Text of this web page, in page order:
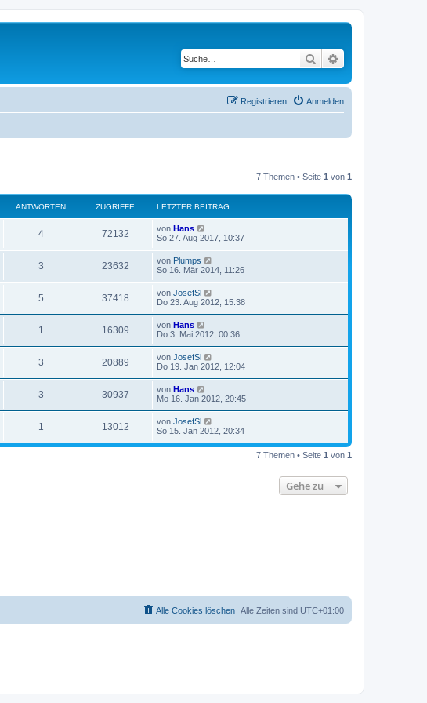
Suche
Anmelden
Registrieren
7 Themen • Seite 1 von 1
ANTWORTEN ZUGRIFFE LETZTER BEITRAG
4 72132 von Hans
So 27. Aug 2017, 10:37
3 23632 von Plumps
So 16. Mär 2014, 11:26
5 37418 von JosefSl
Do 23. Aug 2012, 15:38
1 16309 von Hans
Do 3. Mai 2012, 00:36
3 20889 von JosefSl
Do 19. Jan 2012, 12:04
3 30937 von Hans
Mo 16. Jan 2012, 20:45
1 13012 von JosefSl
So 15. Jan 2012, 20:34
7 Themen • Seite 1 von 1
Gehe zu
Alle Zeiten sind UTC+01:00
Alle Cookies löschen